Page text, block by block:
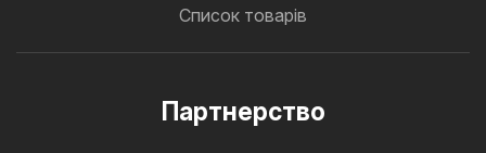
Список товарів
Партнерство